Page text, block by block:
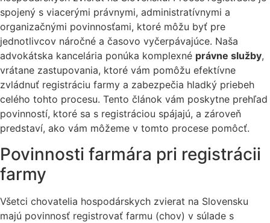
spojený s viacerými právnymi, administratívnymi a
organizačnými povinnosťami, ktoré môžu byť pre
jednotlivcov náročné a časovo vyčerpávajúce. Naša
advokátska kancelária ponúka komplexné právne služby,
vrátane zastupovania, ktoré vám pomôžu efektívne
zvládnuť registráciu farmy a zabezpečia hladký priebeh
celého tohto procesu. Tento článok vám poskytne prehľad
povinností, ktoré sa s registráciou spájajú, a zároveň
predstaví, ako vám môžeme v tomto procese pomôcť.
Povinnosti farmára pri registrácii
farmy
Všetci chovatelia hospodárskych zvierat na Slovensku
majú povinnosť registrovať farmu (chov) v súlade s